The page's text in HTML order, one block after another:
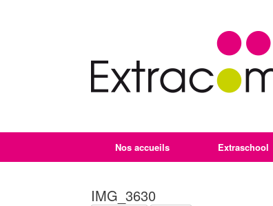
Nos accueils Extraschool
IMG_3630